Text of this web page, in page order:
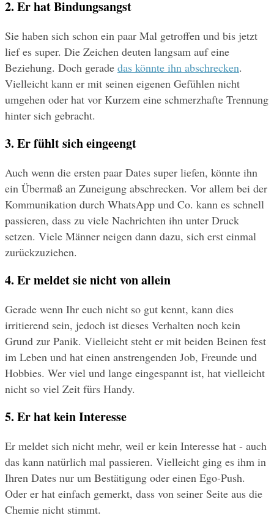
2. Er hat Bindungsangst
Sie haben sich schon ein paar Mal getroffen und bis jetzt
lief es super. Die Zeichen deuten langsam auf eine
Beziehung. Doch gerade das könnte ihn abschrecken.
Vielleicht kann er mit seinen eigenen Gefühlen nicht
umgehen oder hat vor Kurzem eine schmerzhafte Trennung
hinter sich gebracht.
3. Er fühlt sich eingeengt
Auch wenn die ersten paar Dates super liefen, könnte ihn
ein Übermaß an Zuneigung abschrecken. Vor allem bei der
Kommunikation durch WhatsApp und Co. kann es schnell
passieren, dass zu viele Nachrichten ihn unter Druck
setzen. Viele Männer neigen dann dazu, sich erst einmal
zurückzuziehen.
4. Er meldet sie nicht von allein
Gerade wenn Ihr euch nicht so gut kennt, kann dies
irritierend sein, jedoch ist dieses Verhalten noch kein
Grund zur Panik. Vielleicht steht er mit beiden Beinen fest
im Leben und hat einen anstrengenden Job, Freunde und
Hobbies. Wer viel und lange eingespannt ist, hat vielleicht
nicht so viel Zeit fürs Handy.
5. Er hat kein Interesse
Er meldet sich nicht mehr, weil er kein Interesse hat - auch
das kann natürlich mal passieren. Vielleicht ging es ihm in
Ihren Dates nur um Bestätigung oder einen Ego-Push.
Oder er hat einfach gemerkt, dass von seiner Seite aus die
Chemie nicht stimmt.